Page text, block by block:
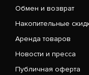
Обмен и возврат
Накопительные
Аренда товаров
Новости и пресса
Публичная оферта